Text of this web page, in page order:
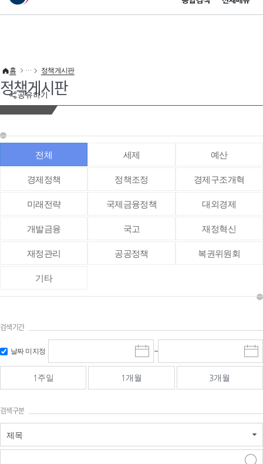
이 누리집은 대한민국 공식 전자정부 누리집입니다.
공유하기
홈 정책게시판
정책게시판
전체 세제 예산
경제정책 정책조정 경제구조개혁
미래전략 국제금융정책 대외경제
개발금융 국고 재정혁신
재정관리 공공정책 복권위원회
기타
검색기간
날짜 미지정
시
작
일
선
~
종
료
선
1주일 1개월 3개월
검색구분
제목